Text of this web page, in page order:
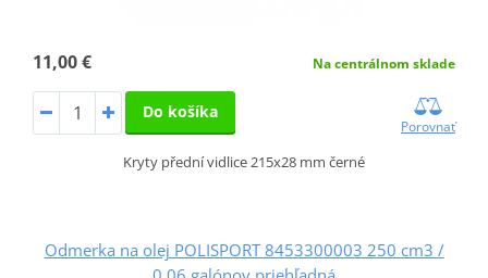
11,00 € Na centrálnom sklade
Do košíka
Porovnať
Kryty přední vidlice 215x28 mm černé
Odmerka na olej POLISPORT 8453300003 250 cm3 /